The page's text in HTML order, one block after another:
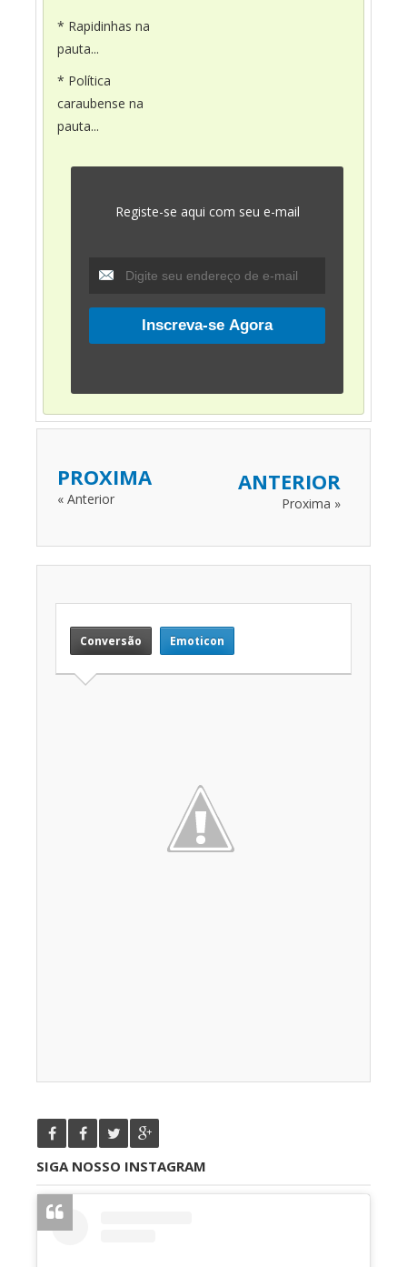
* Rapidinhas na
pauta...
* Política
caraubense na
pauta...
Registe-se aqui com seu e-mail
PROXIMA
« Anterior
ANTERIOR
Proxima »
Conversão Emoticon
SIGA NOSSO INSTAGRAM